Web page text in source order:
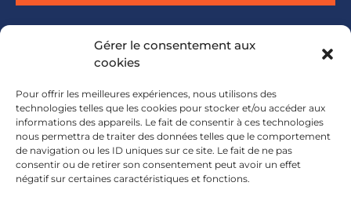
Gérer le consentement aux
cookies
Pour offrir les meilleures expériences, nous utilisons des
technologies telles que les cookies pour stocker et/ou accéder aux
informations des appareils. Le fait de consentir à ces technologies
nous permettra de traiter des données telles que le comportement
de navigation ou les ID uniques sur ce site. Le fait de ne pas
consentir ou de retirer son consentement peut avoir un effet
négatif sur certaines caractéristiques et fonctions.
JE CANDIDATE
Pour toute question Carine de la team Envi vous
répondra :carine@envischool.com.